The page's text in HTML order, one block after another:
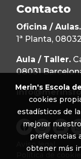
Contacto
Oficina / Aulas.
1ª Planta,
Aula / Taller.
08031
Aviso legal
Merin's Escola
cookies
estadísticos de
mejorar
preferencias
obtener más